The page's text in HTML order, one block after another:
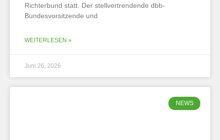
Richterbund statt. Der stellvertrendende dbb-
Bundesvorsitzende und
WEITERLESEN »
Juni 26, 2026
NEWS